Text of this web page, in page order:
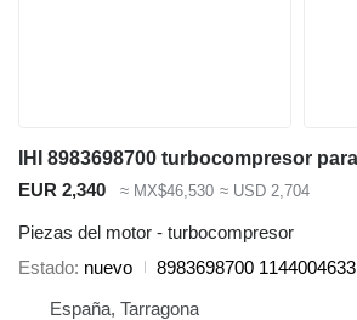
EUR 2,340 ≈ MX$46,530 ≈ USD 2,704
Piezas del motor - turbocompresor
Estado nuevo
8983698700 1144004633
España, Tarragona